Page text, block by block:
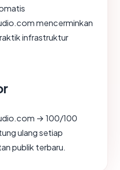
mencerminkan
infrastruktur
→ 100/100
ulang setiap
publik terbaru.